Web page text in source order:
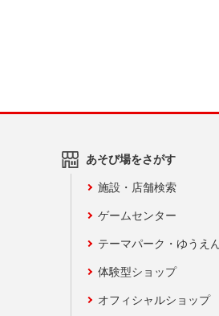
あそび場をさがす
施設・店舗検索
ゲームセンター
テーマパーク・ゆうえ
体験型ショップ
オフィシャルショップ